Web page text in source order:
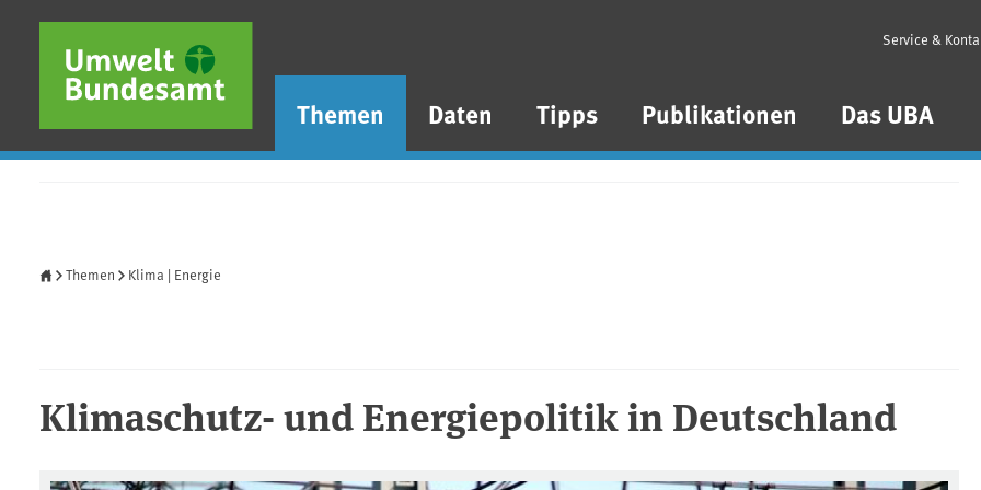
Direkt zum Inhalt
Direkt zum Hauptmenü
Direkt zur Fußzeile
Themen Daten Tipps Publikationen Das UBA
Service &
Themen Klima | Energie
Klimaschutz- und Energiepolitik in Deutschland